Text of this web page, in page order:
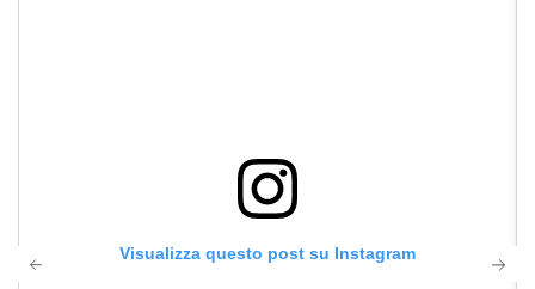
Visualizza questo post su Instagram